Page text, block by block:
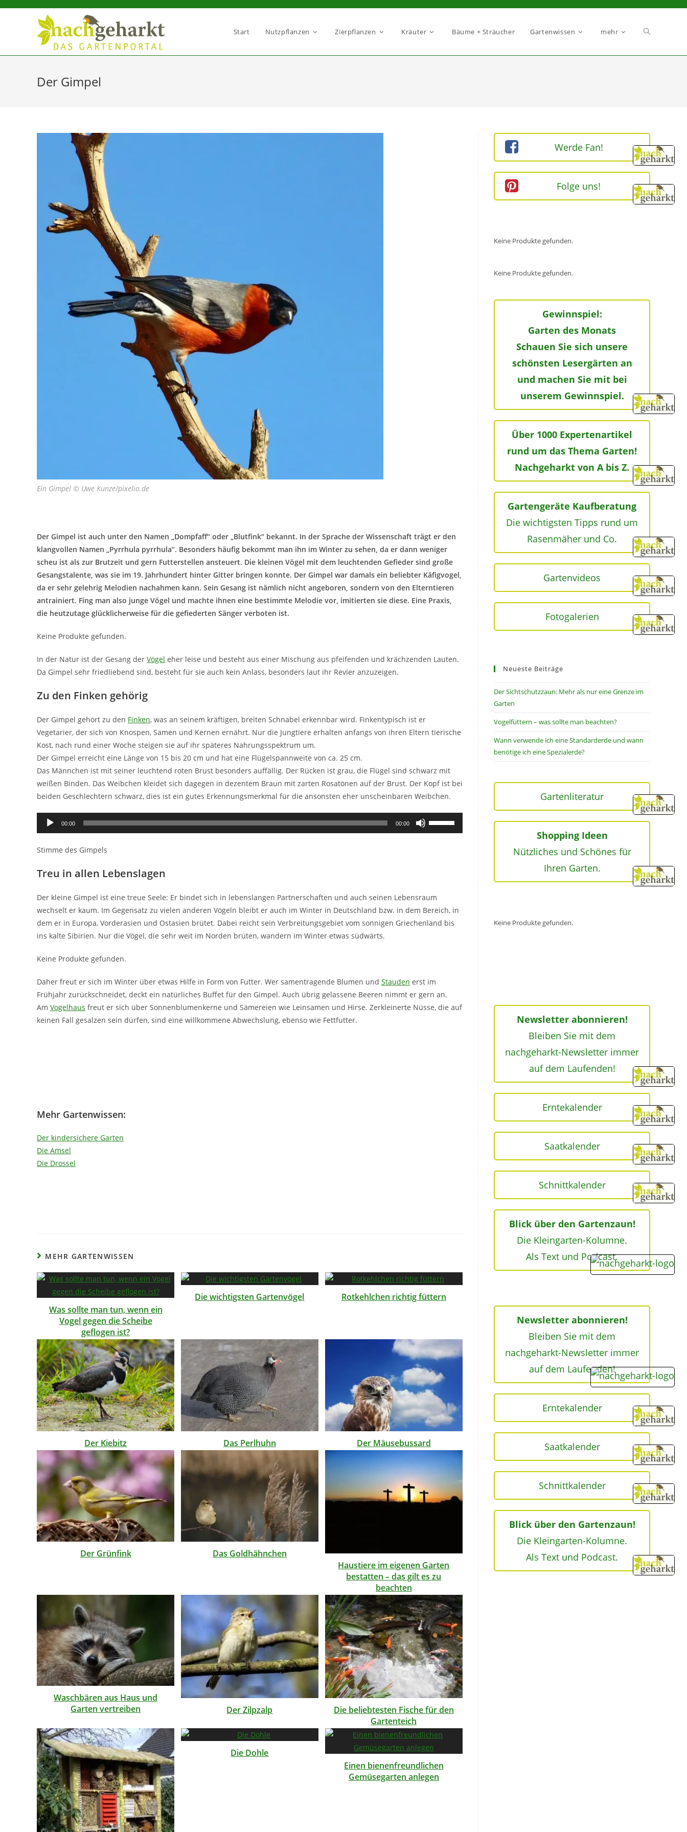
Sidebar-
Start Nutzpflanzen Zierpflanzen Kräuter Bäume + Sträucher Gartenwissen mehr
Der Gimpel
Ein Gimpel © Uwe Kunze/pixelio.de
Der Gimpel ist auch unter den Namen „Dompfaff“ oder „Blutfink“ bekannt. In der Sprache der Wissenschaft trägt er den
klangvollen Namen „Pyrrhula pyrrhula“. Besonders häufig bekommt man ihn im Winter zu sehen, da er dann weniger
scheu ist als zur Brutzeit und gern Futterstellen ansteuert. Die kleinen Vögel mit dem leuchtenden Gefieder sind große
Gesangstalente, was sie im 19. Jahrhundert hinter Gitter bringen konnte. Der Gimpel war damals ein beliebter Käfigvogel,
da er sehr gelehrig Melodien nachahmen kann. Sein Gesang ist nämlich nicht angeboren, sondern von den Elterntieren
antrainiert. Fing man also junge Vögel und machte ihnen eine bestimmte Melodie vor, imitierten sie diese. Eine Praxis,
die heutzutage glücklicherweise für die gefiederten Sänger verboten ist.
Keine Produkte gefunden.
In der Natur ist der Gesang der Vögel eher leise und besteht aus einer Mischung aus pfeifenden und krächzenden Lauten.
Da Gimpel sehr friedliebend sind, besteht für sie auch kein Anlass, besonders laut ihr Revier anzuzeigen.
Zu den Finken gehörig
Der Gimpel gehört zu den Finken, was an seinem kräftigen, breiten Schnabel erkennbar wird. Finkentypisch ist er
Vegetarier, der sich von Knospen, Samen und Kernen ernährt. Nur die Jungtiere erhalten anfangs von ihren Eltern tierische
Kost, nach rund einer Woche steigen sie auf ihr späteres Nahrungsspektrum um.
Der Gimpel erreicht eine Länge von 15 bis 20 cm und hat eine Flügelspannweite von ca. 25 cm.
Das Männchen ist mit seiner leuchtend roten Brust besonders auffällig. Der Rücken ist grau, die Flügel sind schwarz mit
weißen Binden. Das Weibchen kleidet sich dagegen in dezentem Braun mit zarten Rosatönen auf der Brust. Der Kopf ist bei
beiden Geschlechtern schwarz, dies ist ein gutes Erkennungsmerkmal für die ansonsten eher unscheinbaren Weibchen.
Audio-
Player
00:00 00:00
zu
regeln.
Stimme des Gimpels
Treu in allen Lebenslagen
Der kleine Gimpel ist eine treue Seele: Er bindet sich in lebenslangen Partnerschaften und auch seinen Lebensraum
wechselt er kaum. Im Gegensatz zu vielen anderen Vögeln bleibt er auch im Winter in Deutschland bzw. in dem Bereich, in
dem er in Europa, Vorderasien und Ostasien brütet. Dabei reicht sein Verbreitungsgebiet vom sonnigen Griechenland bis
ins kalte Sibirien. Nur die Vögel, die sehr weit im Norden brüten, wandern im Winter etwas südwärts.
Keine Produkte gefunden.
Daher freut er sich im Winter über etwas Hilfe in Form von Futter. Wer samentragende Blumen und Stauden erst im
Frühjahr zurückschneidet, deckt ein natürliches Buffet für den Gimpel. Auch übrig gelassene Beeren nimmt er gern an.
Am Vogelhaus freut er sich über Sonnenblumenkerne und Sämereien wie Leinsamen und Hirse. Zerkleinerte Nüsse, die auf
keinen Fall gesalzen sein dürfen, sind eine willkommene Abwechslung, ebenso wie Fettfutter.
Mehr Gartenwissen:
Der kindersichere Garten
Die Amsel
Die Drossel
MEHR GARTENWISSEN
Was sollte man tun, wenn ein
Vogel gegen die Scheibe
geflogen ist?
Die wichtigsten Gartenvögel Rotkehlchen richtig füttern
Der Kiebitz Das Perlhuhn Der Mäusebussard
Der Grünfink
Das Goldhähnchen
Haustiere im eigenen Garten
bestatten – das gilt es zu
beachten
Waschbären aus Haus und
Garten vertreiben
Der Zilpzalp
Die beliebtesten Fische für den
Gartenteich
Die Dohle
Einen bienenfreundlichen
Gemüsegarten anlegen
Werde Fan!
Folge uns!
Keine Produkte gefunden.
Keine Produkte gefunden.
Gewinnspiel:
Garten des Monats
Schauen Sie sich unsere
schönsten Lesergärten an
und machen Sie mit bei
unserem Gewinnspiel.
Über 1000 Expertenartikel
rund um das Thema Garten!
Nachgeharkt von A bis Z.
Gartengeräte Kaufberatung
Die wichtigsten Tipps rund um
Rasenmäher und Co.
Gartenvideos
Fotogalerien
Neueste Beiträge
Der Sichtschutzzaun: Mehr als nur eine Grenze im
Garten
Vogelfüttern – was sollte man beachten?
Wann verwende ich eine Standarderde und wann
benötige ich eine Spezialerde?
Gartenliteratur
Shopping Ideen
Nützliches und Schönes für
Ihren Garten.
Keine Produkte gefunden.
Newsletter abonnieren!
Bleiben Sie mit dem
nachgeharkt-Newsletter immer
auf dem Laufenden!
Erntekalender
Saatkalender
Schnittkalender
Blick über den Gartenzaun!
Die Kleingarten-Kolumne.
Als Text und Podcast.
Newsletter abonnieren!
Bleiben Sie mit dem
nachgeharkt-Newsletter immer
auf dem Laufenden!
Erntekalender
Saatkalender
Schnittkalender
Blick über den Gartenzaun!
Die Kleingarten-Kolumne.
Als Text und Podcast.